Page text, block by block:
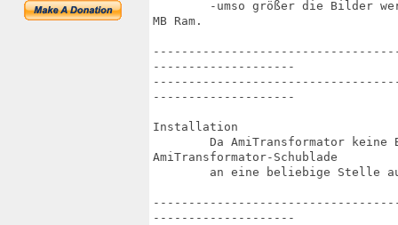
MB Ram.
--------------------
--------------------
Installation
AmiTransformator-Schublade
--------------------